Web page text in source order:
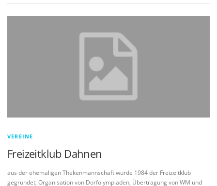
VEREINE
Freizeitklub Dahnen
aus der ehemaligen Thekenmannschaft wurde 1984 der Freizeitklub
gegründet, Organisation von Dorfolympiaden, Übertragung von WM und